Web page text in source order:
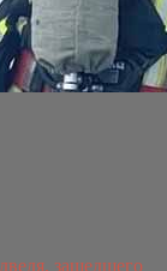
зашедшего